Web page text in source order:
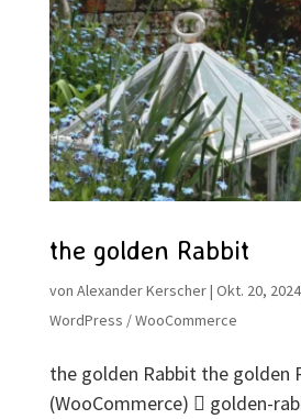
the golden Rabbit
von Alexander Kerscher| Okt. 20, 2024
WordPress / WooCommerce
the golden Rabbit the golden
(WooCommerce)  golden-